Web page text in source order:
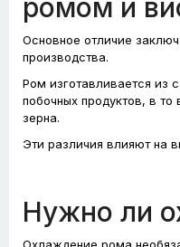
ромом и
Основное отличие
производства.
Ром изготавливается из
побочных продуктов, в
зерна.
Эти различия влияют на
Нужно ли